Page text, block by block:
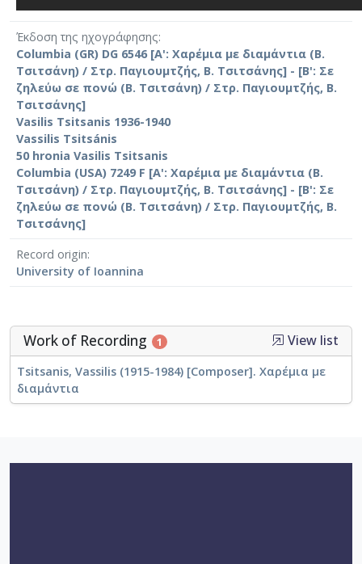
Έκδοση της ηχογράφησης
Columbia (GR) DG 6546 [Α': Χαρέμια με διαμάντια (Β.
Τσιτσάνη) / Στρ. Παγιουμτζής, Β. Τσιτσάνης] - [Β': Σε
ζηλεύω σε πονώ (Β. Τσιτσάνη) / Στρ. Παγιουμτζής, Β.
Τσιτσάνης]
Vasilis Tsitsanis 1936-1940
Vassilis Tsitsánis
50 hronia Vasilis Tsitsanis
Columbia (USA) 7249 F [Α': Χαρέμια με διαμάντια (Β.
Τσιτσάνη) / Στρ. Παγιουμτζής, Β. Τσιτσάνης] - [Β': Σε
ζηλεύω σε πονώ (Β. Τσιτσάνη) / Στρ. Παγιουμτζής, Β.
Τσιτσάνης]
Record origin
University of Ioannina
Work of Recording 1 View list
Tsitsanis, Vassilis (1915-1984) [Composer]. Χαρέμια με
διαμάντια